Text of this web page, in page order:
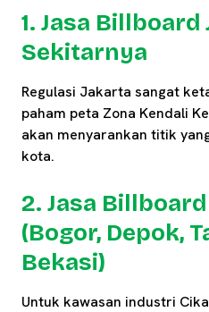
1. Jasa
Sekitarnya
Regulasi Jakarta sangat
paham peta Zona Kendali
akan menyarankan titik
kota.
2. Jasa
(Bogor, Depok,
Bekasi)
Untuk kawasan industri